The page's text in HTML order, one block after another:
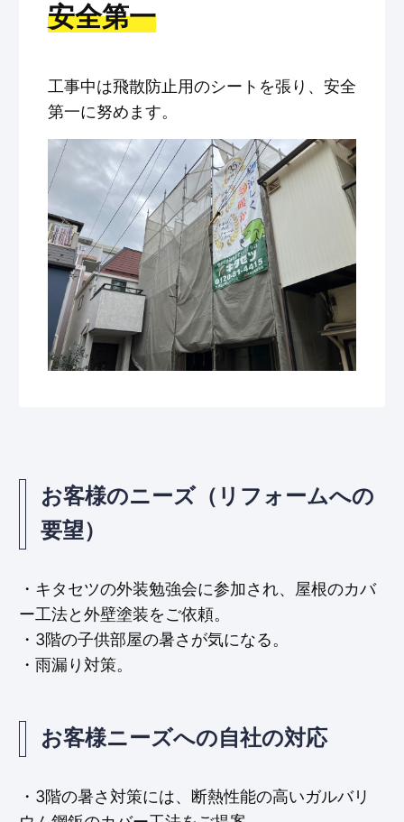
安全第一
工事中は飛散防止用のシートを張り、安全
第一に努めます。
お客様のニーズ（リフォームへの
要望）
・キタセツの外装勉強会に参加され、屋根のカバ
ー工法と外壁塗装をご依頼。
・3階の子供部屋の暑さが気になる。
・雨漏り対策。
お客様ニーズへの自社の対応
・3階の暑さ対策には、断熱性能の高いガルバリ